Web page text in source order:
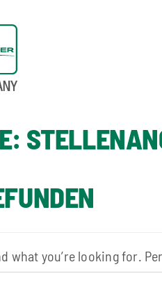
what you’re looking for.